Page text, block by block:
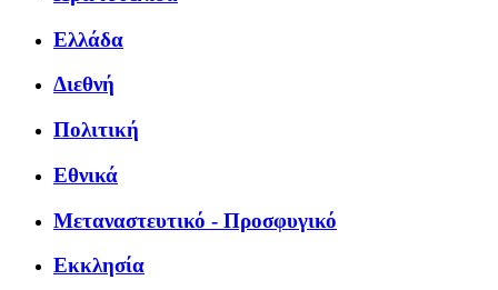
Ελλάδα
Διεθνή
Πολιτική
Εθνικά
Μεταναστευτικό - Προσφυγικό
Εκκλησία